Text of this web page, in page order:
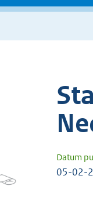
Datum
05-02-